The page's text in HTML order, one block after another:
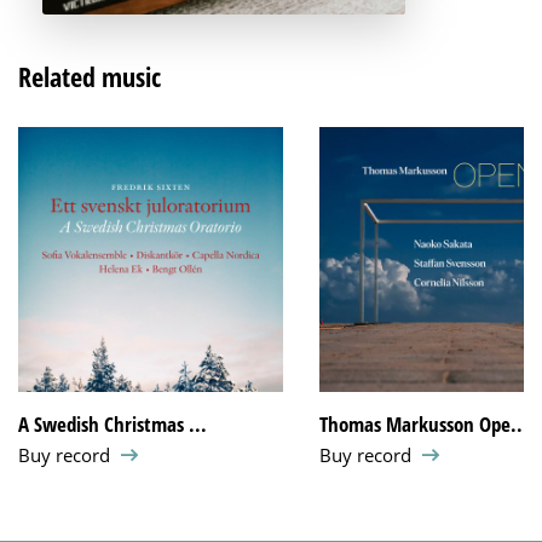
Related music
A Swedish Christmas ...
Buy record
Thomas Markusson Ope...
Buy record